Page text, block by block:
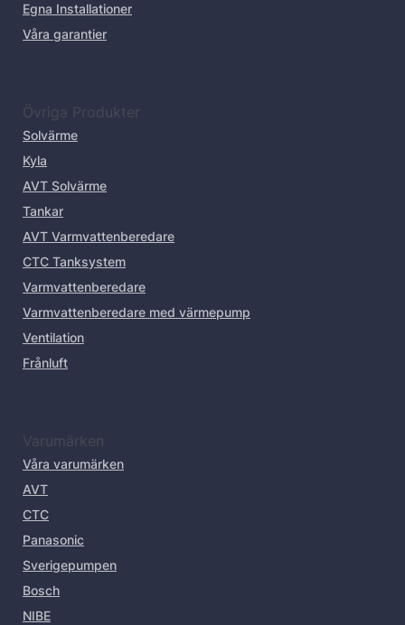
Egna Installationer
Våra garantier
Övriga Produkter
Solvärme
Kyla
AVT Solvärme
Tankar
AVT Varmvattenberedare
CTC Tanksystem
Varmvattenberedare
Varmvattenberedare med värmepump
Ventilation
Frånluft
Varumärken
Våra varumärken
AVT
CTC
Panasonic
Sverigepumpen
Bosch
NIBE